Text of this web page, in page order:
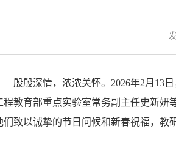
殷殷深情，浓浓关怀。2026年2月13
程教育部重点实验室常务副主任史新妍
们致以诚挚的节日问候和新春祝福，教